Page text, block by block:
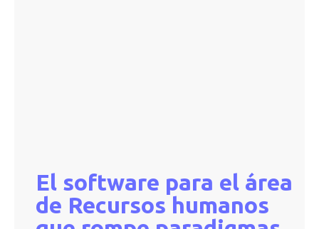
El software para el área
de Recursos humanos